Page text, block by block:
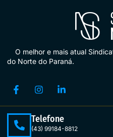
O melhor e mais atual
do Norte do Paraná.
Telefone
(43) 99184-8812